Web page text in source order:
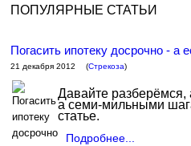
ПОПУЛЯРНЫЕ СТАТЬИ
Погасить ипотеку досрочно - а
21 декабря 2012 (Стрекоза)
Давайте разберёмся,
а семи-мильными
статье.
Подробнее...